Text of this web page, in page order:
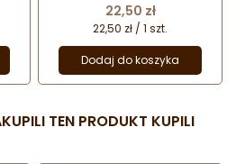
Cena
22,50 zł
22,50 zł / 1 szt.
Dodaj do koszyka
TEN PRODUKT KUPILI